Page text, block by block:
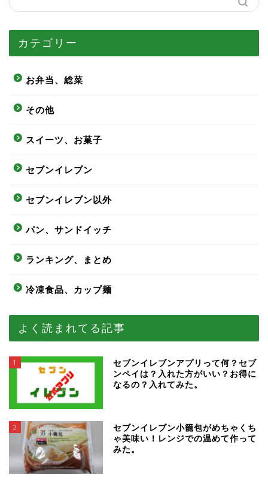
カテゴリー
お弁当、総菜
その他
スイーツ、お菓子
セブンイレブン
セブンイレブン以外
パン、サンドイッチ
ランキング、まとめ
冷凍食品、カップ麺
よく読まれてる記事
1
セブンイレブンアプリって何？セブ
ンペイは？入れた方がいい？お得に
なるの？入れてみた。
2
セブンイレブン小籠包がめちゃくち
ゃ美味い！レンジでの温めて作って
みた。